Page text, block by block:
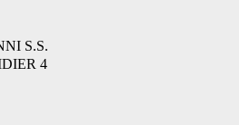
S.S.
4